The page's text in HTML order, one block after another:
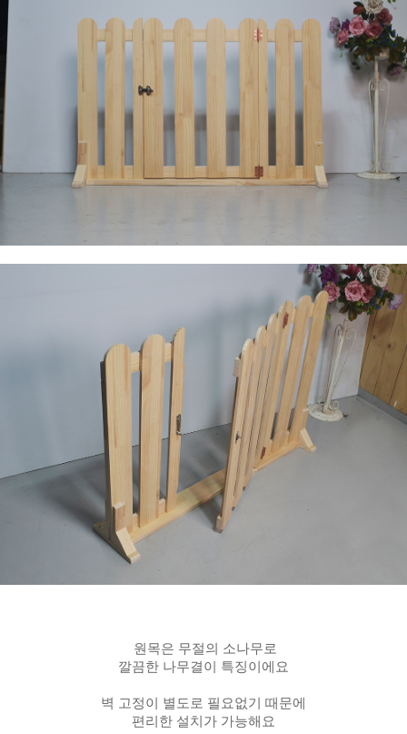
원목은 무절의 소나무로
깔끔한 나무결이 특징이에요
벽 고정이 별도로 필요없기 때문에
편리한 설치가 가능해요